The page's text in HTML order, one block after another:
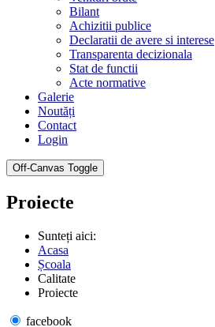
Bilant
Achizitii publice
Declaratii de avere si interese
Transparenta decizionala
Stat de functii
Acte normative
Galerie
Noutăți
Contact
Login
Off-Canvas Toggle
Proiecte
Sunteți aici:
Acasa
Școala
Calitate
Proiecte
facebook